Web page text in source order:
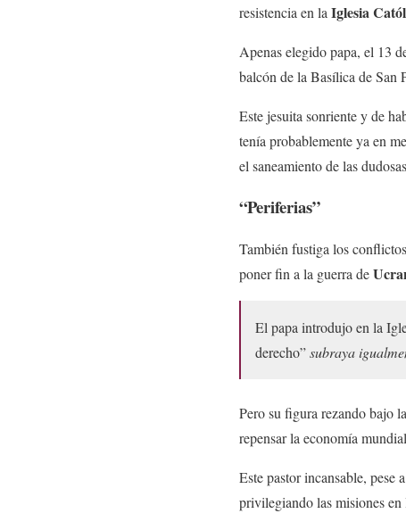
resistencia en la Iglesia
Apenas elegido papa, el 13
balcón de la Basílica de San
Este jesuita sonriente y de
tenía probablemente ya en
el saneamiento de las
“Periferias”
También fustiga los
poner fin a la guerra de
El papa introdujo en la
derecho”subraya
Pero su figura rezando bajo
repensar la economía
Este pastor incansable, pese
privilegiando las misiones en